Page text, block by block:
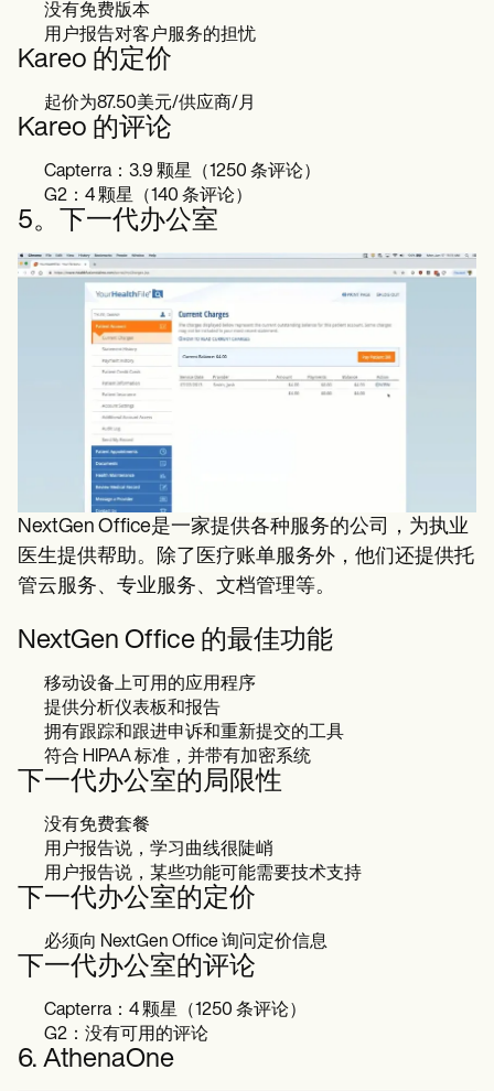
没有免费版本
用户报告对客户服务的担忧
Kareo 的定价
起价为87.50美元/供应商/月
Kareo 的评论
Capterra：3.9 颗星（1250 条评论）
G2：4 颗星（140 条评论）
5。下一代办公室
NextGen Office是一家提供各种服务的公司，为执业
医生提供帮助。除了医疗账单服务外，他们还提供托
管云服务、专业服务、文档管理等。
NextGen Office 的最佳功能
移动设备上可用的应用程序
提供分析仪表板和报告
拥有跟踪和跟进申诉和重新提交的工具
符合 HIPAA 标准，并带有加密系统
下一代办公室的局限性
没有免费套餐
用户报告说，学习曲线很陡峭
用户报告说，某些功能可能需要技术支持
下一代办公室的定价
必须向 NextGen Office 询问定价信息
下一代办公室的评论
Capterra：4 颗星（1250 条评论）
G2：没有可用的评论
6. AthenaOne